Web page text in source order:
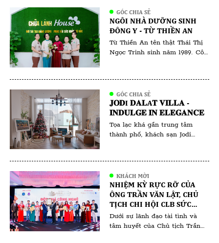
kinh doanh thời bây giờ làm
thật ăn thật thì ít mà chiêu trò
thu lợi về mình thì nhiều không
đếm xuể. Tất nhiên, đã […]
GÓC CHIA SẺ
NGÔI NHÀ DƯỠNG SINH
ĐÔNG Y - TỪ THIỀN AN
Từ Thiền An tên thật Thái Thị
Ngọc Trinh sinh năm 1989. Cô
cái tên gắn liền với sự bình yên
và sức khỏe. Với tấm lòng nhân
ái và sự kiên trì, cô đã và đang
tiếp tục hành […]
GÓC CHIA SẺ
𝐉𝐎𝐃I 𝐃𝐀𝐋A𝐓 𝐕𝐈𝐋𝐋𝐀 -
𝐈𝐍𝐃𝐔𝐋𝐆𝐄 𝐈𝐍 𝐄𝐋𝐄𝐆𝐀𝐍𝐂𝐄
Tọa lạc khá gần trung tâm
thành phố, khách sạn Jodi
Đà Lạt, với view ngắm toàn
cảnh núi Langbiang và hồ Than
Thở. Jodi Dalat Villa là một
điểm đến lý tưởng cho những
ai yêu thích kiến trúc độc đáo
và […]
KHÁCH MỜI
NHIỆM KỲ RỰC RỠ CỦA
ÔNG TRẦN VĂN LẬT, CHỦ
TỊCH CHI HỘI CLB SỨC
KHỎE SẮC ĐẸP VIỆT NAM
(VHBA) TRỰC THUỘC HỘI
Dưới sự lãnh đạo tài tình và
tâm huyết của Chủ tịch Trần